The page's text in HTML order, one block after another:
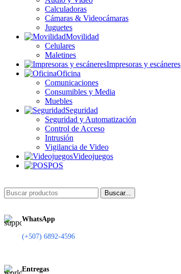
Calculadoras
Cámaras & Videocámaras
Juguetes
Movilidad
Celulares
Maletines
Impresoras y escáneres
Oficina
Comunicaciones
Consumibles y Media
Muebles
Seguridad
Seguridad y Automatización
Control de Acceso
Intrusión
Vigilancia de Video
Videojuegos
POS
Buscar...
WhatsApp
(+507) 6892-4596
Entregas